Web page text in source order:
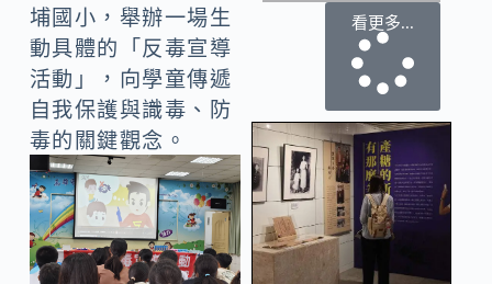
埔國小，舉辦一場生
動具體的「反毒宣導
活動」，向學童傳遞
自我保護與識毒、防
毒的關鍵觀念。
看更多...